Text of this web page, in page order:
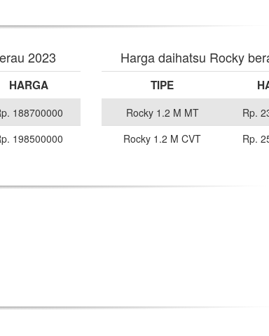
2023
HARGA
188700000
198500000
Harga daihatsu Rocky
TIPE
Rocky 1.2 M MT
Rp.
Rocky 1.2 M CVT
Rp.